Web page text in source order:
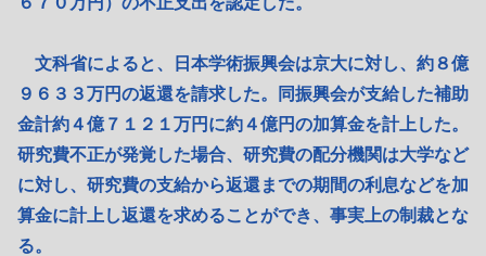
文科省によると、日本学術振興会は京大に対し、約８億
９６３３万円の返還を請求した。同振興会が支給した補助
金計約４億７１２１万円に約４億円の加算金を計上した。
研究費不正が発覚した場合、研究費の配分機関は大学など
に対し、研究費の支給から返還までの期間の利息などを加
算金に計上し返還を求めることができ、事実上の制裁とな
る。